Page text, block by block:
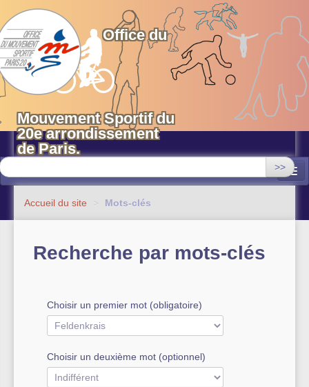
OMS 20 Paris
Office du
Mouvement Sportif du
20e arrondissement
de Paris.
>>
Equipements sportifs municipaux
OMS 20
Actualités
Autre équipement sportif
Actualités des associations
Accueil du site > Mots-clés
Recherche par mots-clés
Choisir un premier mot (obligatoire)
Choisir un deuxième mot (optionnel)